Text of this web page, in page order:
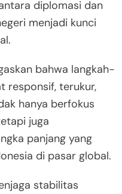
diplomasi dan
menjadi kunci
bahwa langkah-
responsif, terukur,
hanya berfokus
juga
panjang yang
di pasar global.
stabilitas